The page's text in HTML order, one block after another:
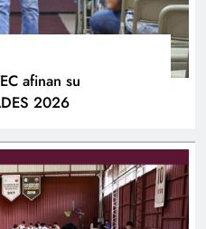
afinan su
2026